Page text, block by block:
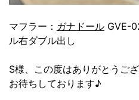
マフラー： ガナドール GVE-
ル右ダブル出し
S様、この度はありがとうご
お待ちしております♪